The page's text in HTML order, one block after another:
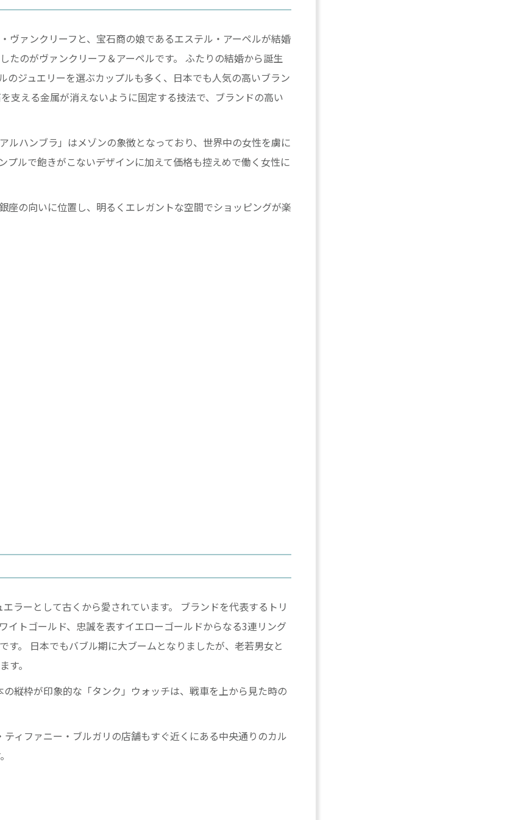
ヴァンクリーフと、宝石商の娘であるエステル・アーペルが結婚
たのがヴァンクリーフ＆アーペルです。 ふたりの結婚から誕生
のジュエリーを選ぶカップルも多く、日本でも人気の高いブラン
支える金属が消えないように固定する技法で、ブランドの高い
ルハンブラ」はメゾンの象徴となっており、世界中の女性を虜に
プルで飽きがこないデザインに加えて価格も控えめで働く女性に
座の向いに位置し、明るくエレガントな空間でショッピングが楽
ラーとして古くから愛されています。 ブランドを代表するトリ
イトゴールド、忠誠を表すイエローゴールドからなる3連リング
。 日本でもバブル期に大ブームとなりましたが、老若男女と
す。
縦枠が印象的な「タンク」ウォッチは、戦車を上から見た時の
ィファニー・ブルガリの店舗もすぐ近くにある中央通りのカル